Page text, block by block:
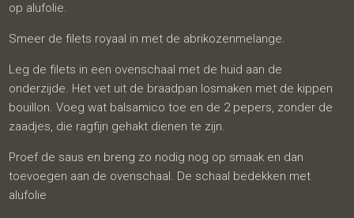
op alufolie.
Smeer de filets royaal in met de abrikozenmelange.
Leg de filets in een ovenschaal met de huid aan de
onderzijde. Het vet uit de braadpan losmaken met de kippen
bouillon. Voeg wat balsamico toe en de 2 pepers, zonder de
zaadjes, die ragfijn gehakt dienen te zijn.
Proef de saus en breng zo nodig nog op smaak en dan
toevoegen aan de ovenschaal. De schaal bedekken met
alufolie